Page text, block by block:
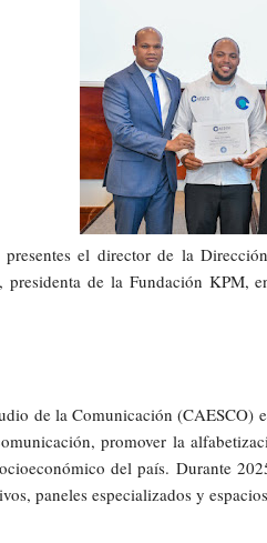
el director de la
de la Fundación KPM,
de la Comunicación
promover la
del país. Durante
paneles especializados y